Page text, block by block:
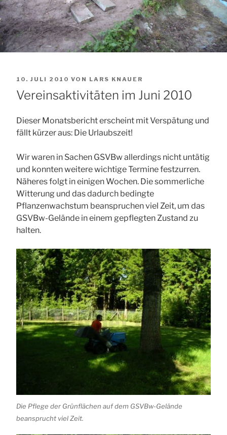
VERÖFFENTLICHT
AM
10. JULI 2010 VON LARS KNAUER
Vereinsaktivitäten im Juni 2010
Dieser Monatsbericht erscheint mit Verspätung und
fällt kürzer aus: Die Urlaubszeit!
Wir waren in Sachen GSVBw allerdings nicht untätig
und konnten weitere wichtige Termine festzurren.
Näheres folgt in einigen Wochen. Die sommerliche
Witterung und das dadurch bedingte
Pflanzenwachstum beanspruchen viel Zeit, um das
GSVBw-Gelände in einem gepflegten Zustand zu
halten.
Die Pflege der Grünflächen auf dem GSVBw-Gelände
beansprucht viel Zeit.